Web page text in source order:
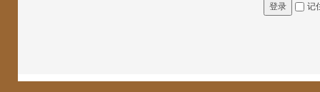
登录 记